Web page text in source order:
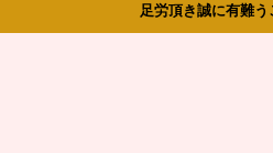
足労頂き誠に有難う